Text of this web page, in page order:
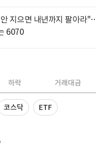
지으면 내년까지 팔아라
6070
하락 거래대금
코스닥 ETF